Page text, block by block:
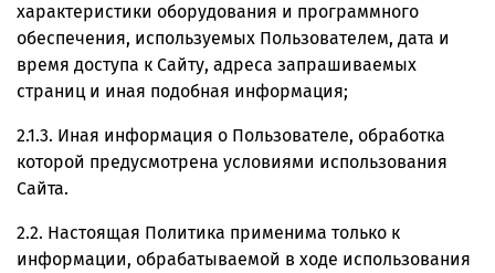
характеристики оборудования и программного
обеспечения, используемых Пользователем, дата и
время доступа к Сайту, адреса запрашиваемых
страниц и иная подобная информация;
2.1.3. Иная информация о Пользователе, обработка
которой предусмотрена условиями использования
Сайта.
2.2. Настоящая Политика применима только к
информации, обрабатываемой в ходе использования